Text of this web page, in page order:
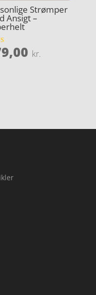
Strømper
Ansigt –
kr.